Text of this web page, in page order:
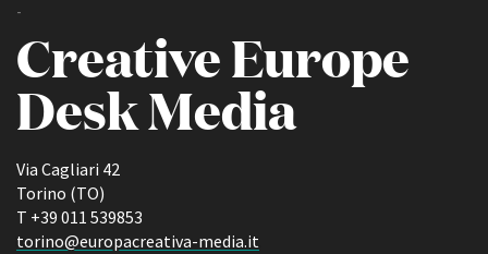
ABOUT
-
Creative Europe
Desk Media
Via Cagliari 42
Torino (TO)
T +39 011 539853
torino@europacreativa-media.it